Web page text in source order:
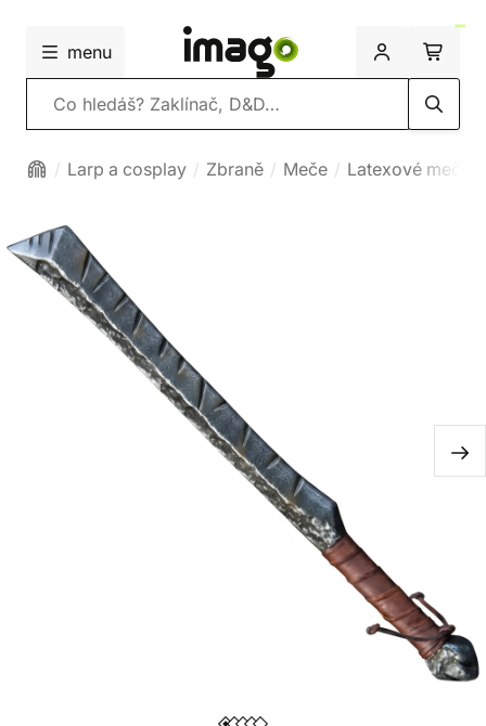
menu
Vyhledávání
Larp a cosplay Zbraně Meče Latexové meče